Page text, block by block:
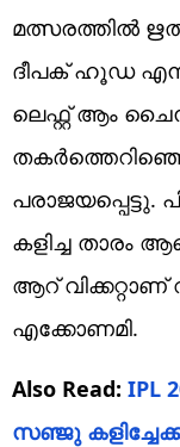
മത്സരത്തിൽ
ദീപക് ഹൂഡ
ലെഫ്റ്റ് ആം
പരാജയപ്പെട്ടു.
കളിച്ച താരം
ആറ് വിക്കറ്റാണ്
എക്കോണമി.
Also Read: IPL
സഞ്ജു